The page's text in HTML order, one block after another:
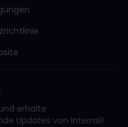
erhalte
Updates von Interrail!